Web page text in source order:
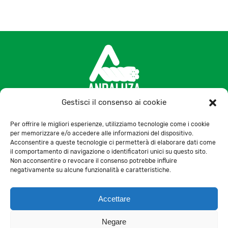
Gestisci il consenso ai cookie
Per offrire le migliori esperienze, utilizziamo tecnologie come i cookie
per memorizzare e/o accedere alle informazioni del dispositivo.
Acconsentire a queste tecnologie ci permetterà di elaborare dati come
il comportamento di navigazione o identificatori unici su questo sito.
Non acconsentire o revocare il consenso potrebbe influire
negativamente su alcune funzionalità e caratteristiche.
Accettare
Negare
+34 957 300 075
Ctra. de la Paz, s/n, 14100, La Carlota, Córdoba,
España
Contatto